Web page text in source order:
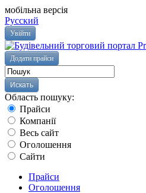
мобільна версія
Русский
Увійти
Додати прайси
Область пошуку:
Прайси
Компанії
Весь сайт
Оголошення
Сайти
Прайси
Оголошення